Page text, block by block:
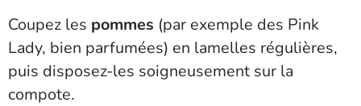
Coupez les pommes (par exemple des Pink
Lady, bien parfumées) en lamelles régulières,
puis disposez-les soigneusement sur la
compote.